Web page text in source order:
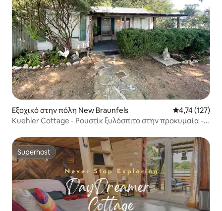
Εξοχικό στην πόλη New Braunfels Μέση
4,74 (127)
Kuehler Cottage - Ρουστίκ ξυλόσπιτο στην προκυμαία -
Superhost
Superhost